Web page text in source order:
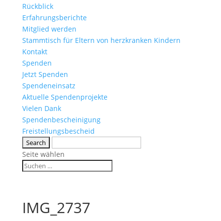
Rückblick
Erfahrungsberichte
Mitglied werden
Stammtisch für Eltern von herzkranken Kindern
Kontakt
Spenden
Jetzt Spenden
Spendeneinsatz
Aktuelle Spendenprojekte
Vielen Dank
Spendenbescheinigung
Freistellungsbescheid
Seite wählen
IMG_2737